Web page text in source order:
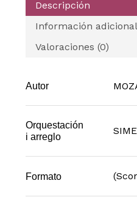
Descripción
Información adicional
Valoraciones (0)
Autor
Orquestación
i arreglo
Formato